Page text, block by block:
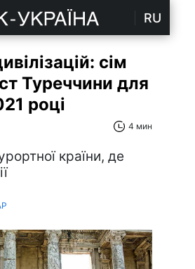
RU
сім
Туреччини для
році
4 мин
країни, де